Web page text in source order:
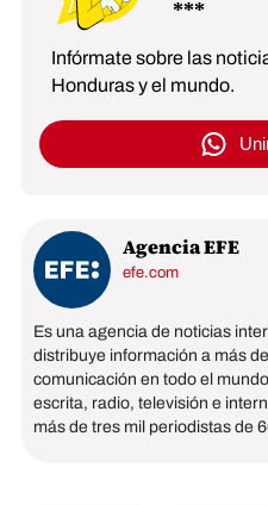
Infórmate sobre las
Honduras y el mundo.
Agencia EFE
efe.com
Es una agencia de noticias
distribuye información a más
comunicación en todo el
escrita, radio, televisión e
más de tres mil periodistas de